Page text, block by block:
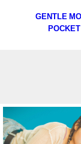
GENTLE